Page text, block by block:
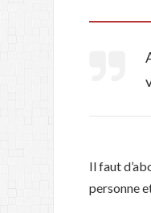
Il faut
personne